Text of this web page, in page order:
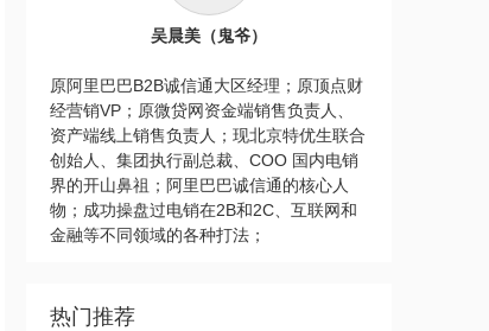
吴晨美（鬼爷）
原阿里巴巴B2B诚信通大区经理；原顶点财
经营销VP；原微贷网资金端销售负责人、
资产端线上销售负责人；现北京特优生联合
创始人、集团执行副总裁、COO 国内电销
界的开山鼻祖；阿里巴巴诚信通的核心人
物；成功操盘过电销在2B和2C、互联网和
金融等不同领域的各种打法；
热门推荐